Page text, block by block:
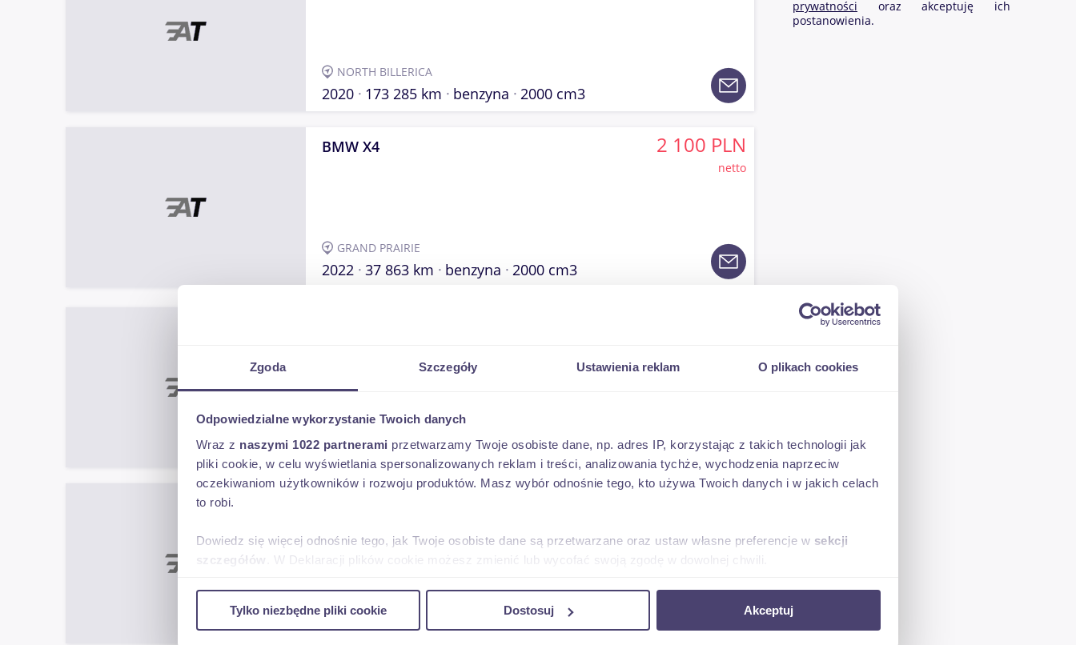
Zgoda Szczegóły Ustawienia reklam O plikach cookies
Odpowiedzialne wykorzystanie Twoich danych
Wraz z naszymi 1022 partnerami przetwarzamy Twoje osobiste dane, np. adres IP, korzystając z takich technologii jak
pliki cookie, w celu wyświetlania spersonalizowanych reklam i treści, analizowania tychże, wychodzenia naprzeciw
oczekiwaniom użytkowników i rozwoju produktów. Masz wybór odnośnie tego, kto używa Twoich danych i w jakich celach
to robi.
Dowiedz się więcej odnośnie tego, jak Twoje osobiste dane są przetwarzane oraz ustaw własne preferencje w sekcji
szczegółów . W Deklaracji plików cookie możesz zmienić lub wycofać swoją zgodę w dowolnej chwili.
ruch w naszej witrynie. Informacje o tym, jak korzystasz z naszej witryny, udostępniamy partnerom społecznościowym,
Tylko niezbędne pliki cookie Dostosuj Akceptuj
NORTH BILLERICA
2020 173 285 km benzyna 2000 cm3
BMW X4 2 100 PLN
netto
GRAND PRAIRIE
2022 37 863 km benzyna 2000 cm3
CHICAGO HEIGHTS
2022 69 638 km benzyna 2000 cm3
VAN NUYS
2020 221 420 km benzyna 2000 cm3
prywatności oraz akceptuję ich
postanowienia.